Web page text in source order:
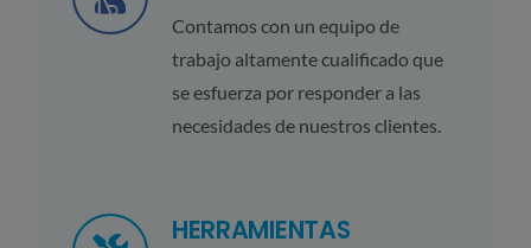
Contamos con un equipo de
trabajo altamente cualificado que
se esfuerza por responder a las
necesidades de nuestros clientes.
HERRAMIENTAS